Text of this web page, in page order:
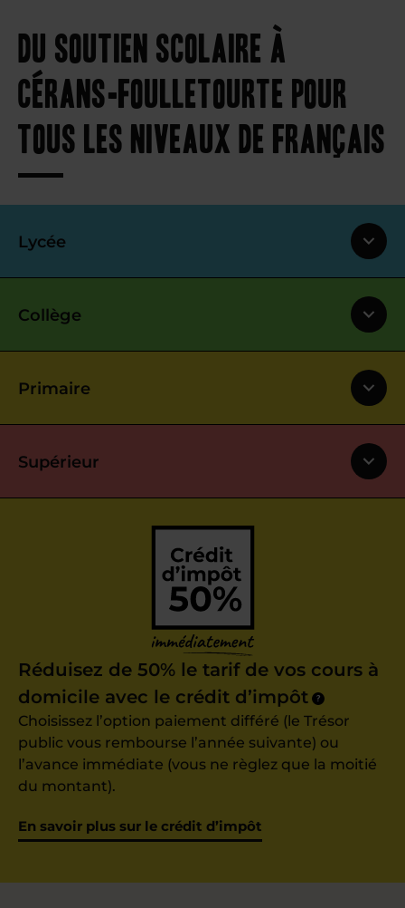
Du soutien scolaire à
Cérans-Foulletourte pour
tous les niveaux de français
Lycée
Collège
Primaire
Supérieur
Réduisez de 50% le tarif de vos cours à
domicile avec le crédit d’impôt
?
Choisissez l’option paiement différé (le Trésor
public vous rembourse l’année suivante) ou
l’avance immédiate (vous ne règlez que la moitié
du montant).
En savoir plus sur le crédit d’impôt